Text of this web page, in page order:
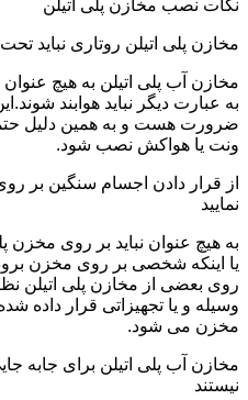
نکات نصب مخازن پلی اتیلن
مخازن پلی اتیلن روتاری نباید
مخازن آب پلی اتیلن به هیچ عنوان
به عبارت دیگر نباید هوابند
ضرورت هست و به همین دلیل
ونت یا هواکش نصب شود.
از قرار دادن اجسام سنگین بر
نمایید
به هیچ عنوان نباید بر روی مخزن
یا اینکه شخصی بر روی مخزن
روی بعضی از مخازن پلی اتیلن
وسیله و یا تجهیزاتی قرار داده
مخزن می شود.
مخازن آب پلی اتیلن برای جابه
نیستند